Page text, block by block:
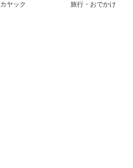
カヤック 旅行・おでかけ